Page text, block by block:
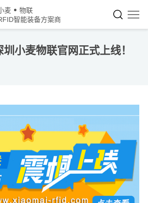
麦
物联
智能装备方案商
小麦物联官网正式上线！